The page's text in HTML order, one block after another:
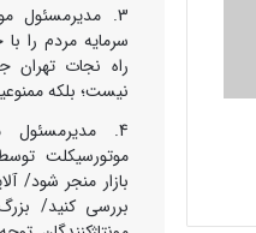
مدیرمسئول
سرمایه مردم را
راه نجات تهران
نیست؛ بلکه
مدیرمسئول
موتورسیکلت
بازار منجر شود/
بررسی کنید/